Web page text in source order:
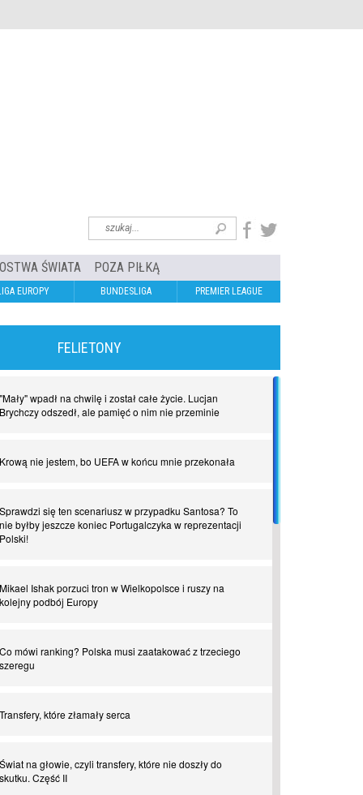
ŚWIATA POZA PIŁKĄ
EUROPY BUNDESLIGA PREMIER LEAGUE
FELIETONY
"Mały" wpadł na chwilę i został całe życie. Lucjan
Brychczy odszedł, ale pamięć o nim nie przeminie
Krową nie jestem, bo UEFA w końcu mnie przekonała
Sprawdzi się ten scenariusz w przypadku Santosa? To
nie byłby jeszcze koniec Portugalczyka w reprezentacji
Polski!
Mikael Ishak porzuci tron w Wielkopolsce i ruszy na
kolejny podbój Europy
Co mówi ranking? Polska musi zaatakować z trzeciego
szeregu
Transfery, które złamały serca
Świat na głowie, czyli transfery, które nie doszły do
skutku. Część II